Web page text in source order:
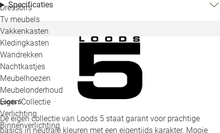
Dressoirs
Tv meubels
Vakkenkasten
Kledingkasten
Wandrekken
Nachtkastjes
Meubelhoezen
Meubelonderhoud
Eigen Collectie
Verlichting
Binnenverlichting
Specificaties
Loods 5
De eigen collectie van Loods 5 staat garant voor prachtige
basics in neutrale kleuren met een eigentijds karakter. Mooie